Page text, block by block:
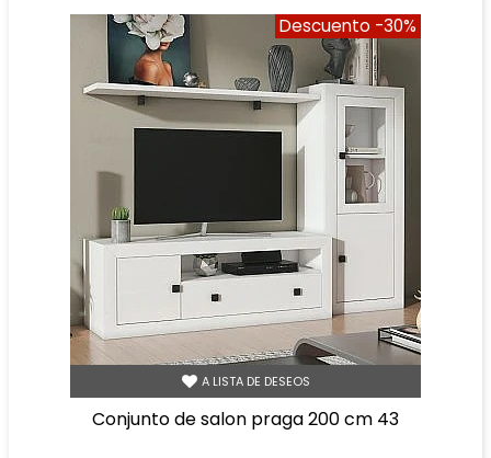
Descuento -30%
A LISTA DE DESEOS
conjunto de salon praga 200 cm 43